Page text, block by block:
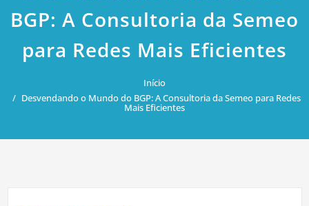
BGP: A Consultoria da Semeo
para Redes Mais Eficientes
Início
Desvendando o Mundo do BGP: A Consultoria da Semeo para Redes
Mais Eficientes